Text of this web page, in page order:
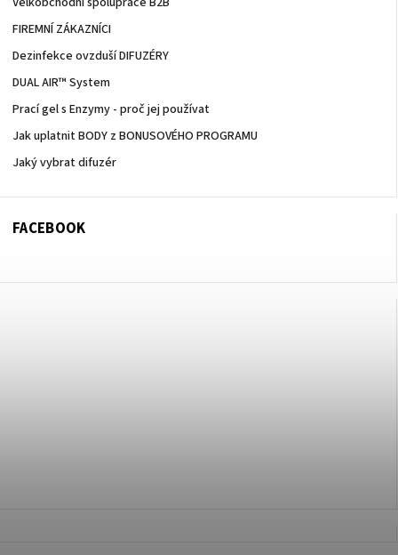
FIREMNÍ ZÁKAZNÍCI
Dezinfekce ovzduší DIFUZÉRY
DUAL AIR™ System
Prací gel s Enzymy - proč jej používat
Jak uplatnit BODY z BONUSOVÉHO PROGRAMU
Jaký vybrat difuzér
FACEBOOK